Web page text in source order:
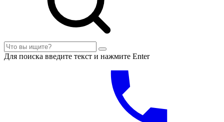
Для поиска введите текст и нажмите Enter